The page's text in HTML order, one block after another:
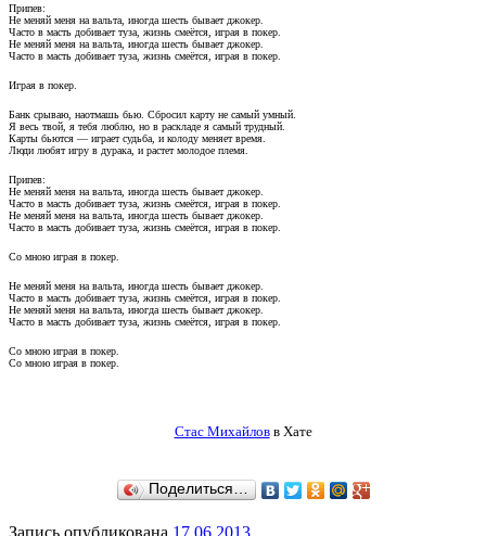
Припев:
Не меняй меня на вальта, иногда шесть бывает джокер.
Часто в масть добивает туза, жизнь смеётся, играя в покер.
Не меняй меня на вальта, иногда шесть бывает джокер.
Часто в масть добивает туза, жизнь смеётся, играя в покер.
Играя в покер.
Банк срываю, наотмашь бью. Сбросил карту не самый умный.
Я весь твой, я тебя люблю, но в раскладе я самый трудный.
Карты бьются — играет судьба, и колоду меняет время.
Люди любят игру в дурака, и растет молодое племя.
Припев:
Не меняй меня на вальта, иногда шесть бывает джокер.
Часто в масть добивает туза, жизнь смеётся, играя в покер.
Не меняй меня на вальта, иногда шесть бывает джокер.
Часто в масть добивает туза, жизнь смеётся, играя в покер.
Со мною играя в покер.
Не меняй меня на вальта, иногда шесть бывает джокер.
Часто в масть добивает туза, жизнь смеётся, играя в покер.
Не меняй меня на вальта, иногда шесть бывает джокер.
Часто в масть добивает туза, жизнь смеётся, играя в покер.
Со мною играя в покер.
Со мною играя в покер.
Стас Михайловв Хате
Поделиться…
Запись опубликована 17.06.2013